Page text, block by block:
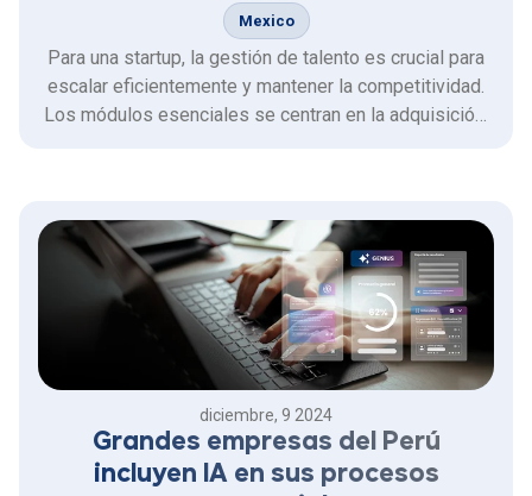
Mexico
Para una startup, la gestión de talento es crucial para
escalar eficientemente y mantener la competitividad.
Los módulos esenciales se centran en la adquisición,
diciembre, 9 2024
Grandes empresas del Perú
incluyen IA en sus procesos